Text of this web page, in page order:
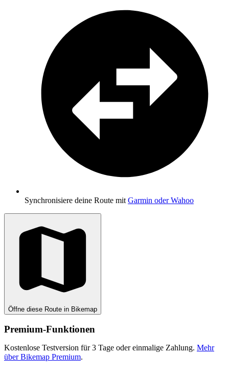
Synchronisiere deine Route mit Garmin oder Wahoo
Öffne diese Route in Bikemap
Premium-Funktionen
Kostenlose Testversion für 3 Tage oder einmalige Zahlung. Mehr
über Bikemap Premium.